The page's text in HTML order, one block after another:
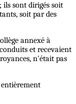
ils sont dirigés soit
soit par des
annexé à
et recevaient
n'était pas
entièrement